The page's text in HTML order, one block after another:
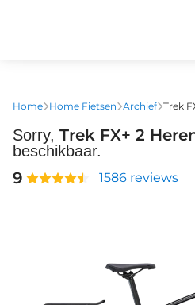
gaan
Home Home Fietsen Archief Trek
Sorry, Trek FX+ 2
beschikbaar.
9 1586 reviews